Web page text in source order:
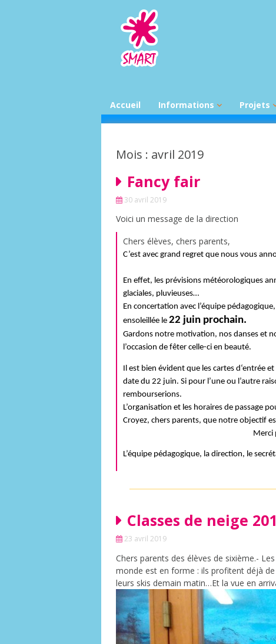
contenu
Accueil
Informations
News par classe
Infos PSE
Infos UFAPEC
Calendrier mensuel
Menus du mois
CoPa – Conseil de
participation
Brochure d’accueil
Projets
Mois : avril 2019
Fancy fair
30 avril 2019
Voici un message de la direction
Chers élèves, chers parents,
C’est avec grand regret que nous vous
En effet, les prévisions météorologiques
glaciales, pluvieuses…
En concertation avec l’équipe
ensoleillée le 22 juin prochain.
Gardons notre motivation, nos danses et
l’occasion de fêter celle-ci en beauté.
Il est bien évident que les cartes d‘entrée
date du 22 juin. Si pour l’une ou l’autre
rembourserions.
L’organisation et les horaires de passage
Croyez, chers parents, que notre objectif
Merci
L’équipe pédagogique, la direction, le
Classes de neige
23 avril 2019
Chers parents des élèves de sixième.-
monde est en forme : ils profitent déjà
leurs skis demain matin…Et la vue en